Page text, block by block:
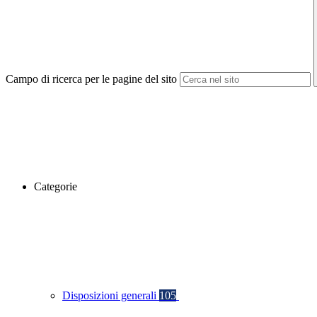
Campo di ricerca per le pagine del sito
Categorie
Disposizioni generali 105